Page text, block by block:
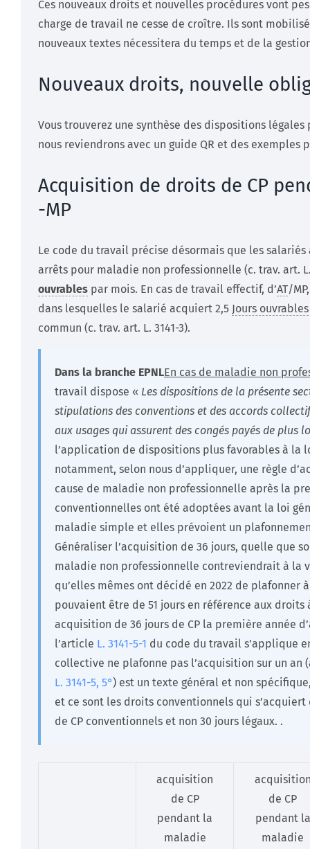
Ces nouveaux droits et nouvelles procédures vont
charge de travail ne cesse de croître. Ils sont
nouveaux textes nécessitera du temps et de la
Nouveaux droits, nouvelle
Vous trouverez une synthèse des dispositions
nous reviendrons avec un guide QR et des exemples
Acquisition de droits de CP
-MP
Le code du travail précise désormais que les
arrêts pour maladie non professionnelle (c. trav. art.
ouvrables par mois. En cas de travail effectif, d’AT/
dans lesquelles le salarié acquiert 2,5 Jours ouvrables
commun (c. trav. art. L. 3141-3).
Dans la branche EPNLEn cas de maladie non
travail dispose « Les dispositions de la présente
stipulations des conventions et des accords
aux usages qui assurent des congés payés de plus
l’application de dispositions plus favorables à la
notamment, selon nous d’appliquer, une règle
cause de maladie non professionnelle après la
conventionnelles ont été adoptées avant la loi
maladie simple et elles prévoient un
Généraliser l’acquisition de 36 jours, quelle que
maladie non professionnelle contreviendrait à la
qu’elles mêmes ont décidé en 2022 de plafonner
pouvaient être de 51 jours en référence aux droits
acquisition de 36 jours de CP la première année
l’article L. 3141-5-1 du code du travail s’applique
collective ne plafonne pas l’acquisition sur un an
L. 3141-5, 5°) est un texte général et non
et ce sont les droits conventionnels qui
de CP conventionnels et non 30 jours légaux. .
acquisition
de CP
pendant la
maladie
de CP
pendant la
maladie